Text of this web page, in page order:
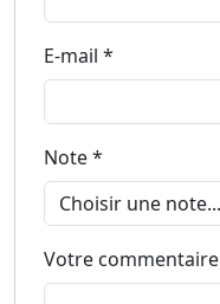
E-mail *
Note *
Votre commentaire